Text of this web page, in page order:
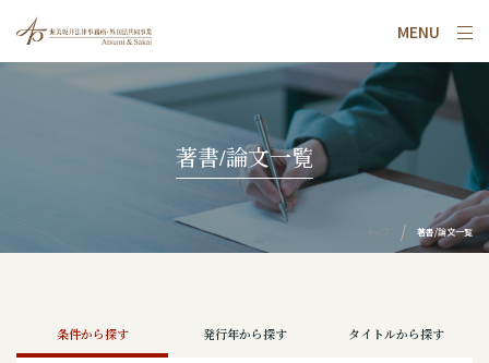
MENU
著書/論文一覧
トップ 著書/論文一覧
条件から探す 発行年から探す タイトルから探す